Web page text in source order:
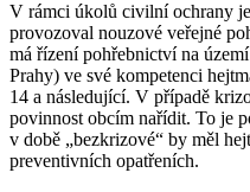
V rámci úkolů civilní ochrany
provozoval nouzové veřejné
má řízení pohřebnictví na
Prahy) ve své kompetenci
14 a následující. V případě
povinnost obcím nařídit. To je
v době „bezkrizové“ by měl
preventivních opatřeních.